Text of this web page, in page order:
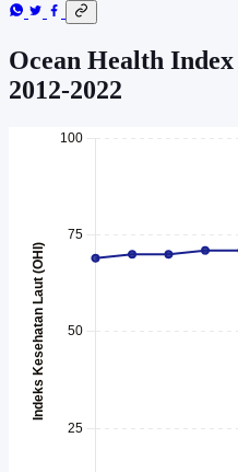
Ocean Health
2012-2022